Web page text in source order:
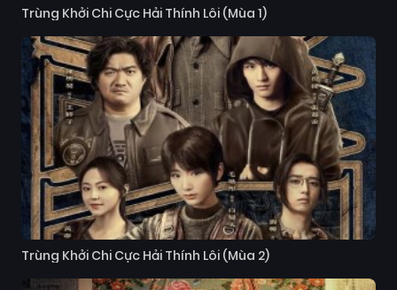
Trùng Khởi Chi Cực Hải Thính Lôi (Mùa 1)
Trùng Khởi Chi Cực Hải Thính Lôi (Mùa 2)